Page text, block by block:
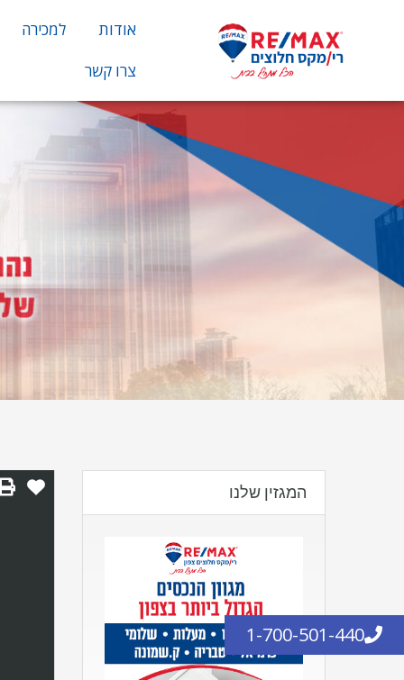
אודות
למכירה
צרו קשר
המגזין שלנו
1-700-501-440